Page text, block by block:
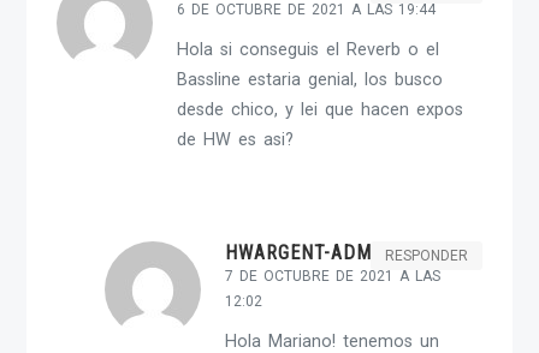
6 DE OCTUBRE DE 2021 A LAS 19:44
Hola si conseguis el Reverb o el
Bassline estaria genial, los busco
desde chico, y lei que hacen expos
de HW es asi?
HWARGENT-ADMIN
7 DE OCTUBRE DE 2021 A LAS
12:02
RESPONDER
Hola Mariano! tenemos un